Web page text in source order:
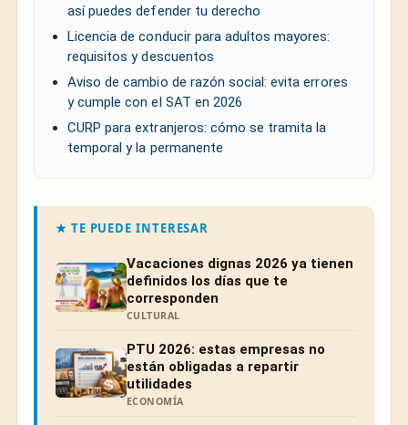
así puedes defender tu derecho
Licencia de conducir para adultos mayores:
requisitos y descuentos
Aviso de cambio de razón social: evita errores
y cumple con el SAT en 2026
CURP para extranjeros: cómo se tramita la
temporal y la permanente
★ TE PUEDE INTERESAR
Vacaciones dignas 2026 ya tienen
definidos los días que te
corresponden
CULTURAL
PTU 2026: estas empresas no
están obligadas a repartir
utilidades
ECONOMÍA